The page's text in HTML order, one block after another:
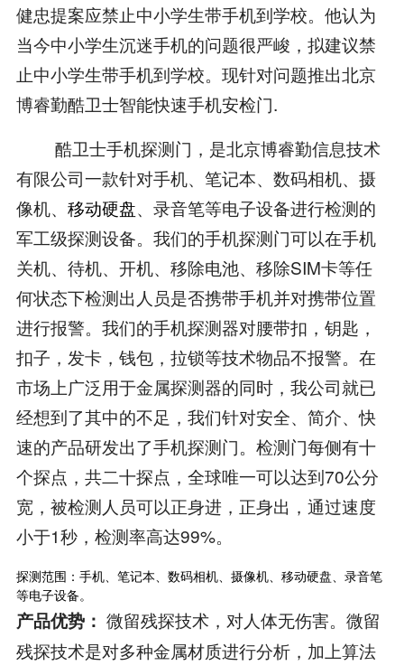
健忠提案应禁止中小学生带手机到学校。他认为
当今中小学生沉迷手机的问题很严峻，拟建议禁
止中小学生带手机到学校。现针对问题推出北京
博睿勤酷卫士智能快速手机安检门.
酷卫士手机探测门，是北京博睿勤信息技术
有限公司一款针对手机、笔记本、数码相机、摄
像机、 移动硬盘、录音笔等电子设备进行检测的
军工级探测设备。我们的手机探测门可以在手机
关机、待机、开机、移除电池、移除SIM卡等任
何状态下检测出人员是否携带手机并对携带位置
进行报警。我们的手机探测器对腰带扣，钥匙，
扣子，发卡，钱包，拉锁等技术物品不报警。在
市场上广泛用于金属探测器的同时，我公司就已
经想到了其中的不足，我们针对安全、简介、快
速的产品研发出了手机探测门。检测门每侧有十
个探点，共二十探点，全球唯一可以达到70公分
宽，被检测人员可以正身进，正身出，通过速度
小于1秒，检测率高达99%。
探测范围：手机、笔记本、数码相机、摄像机、移动硬盘、录音笔
等电子设备。
产品优势： 微留残探技术，对人体无伤害。微留
残探技术是对多种金属材质进行分析，加上算法